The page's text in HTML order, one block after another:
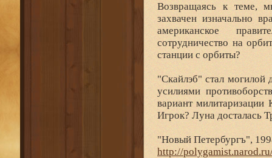
Возвращаясь к теме,
захвачен изначально
американское
сотрудничество на
станции с орбиты?
"Скайлэб" стал могилой
усилиями
вариант
Игрок? Луна досталась
"Новый Петербургъ",
http://